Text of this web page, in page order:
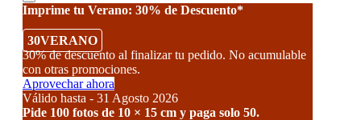
Imprime tu Verano: 30% de Descuento*
30VERANO
30% de descuento al finalizar tu pedido. No acumulable
con otras promociones.
Aprovechar ahora
Válido hasta - 31 Agosto 2026
Pide 100 fotos de 10 × 15 cm y paga solo 50.